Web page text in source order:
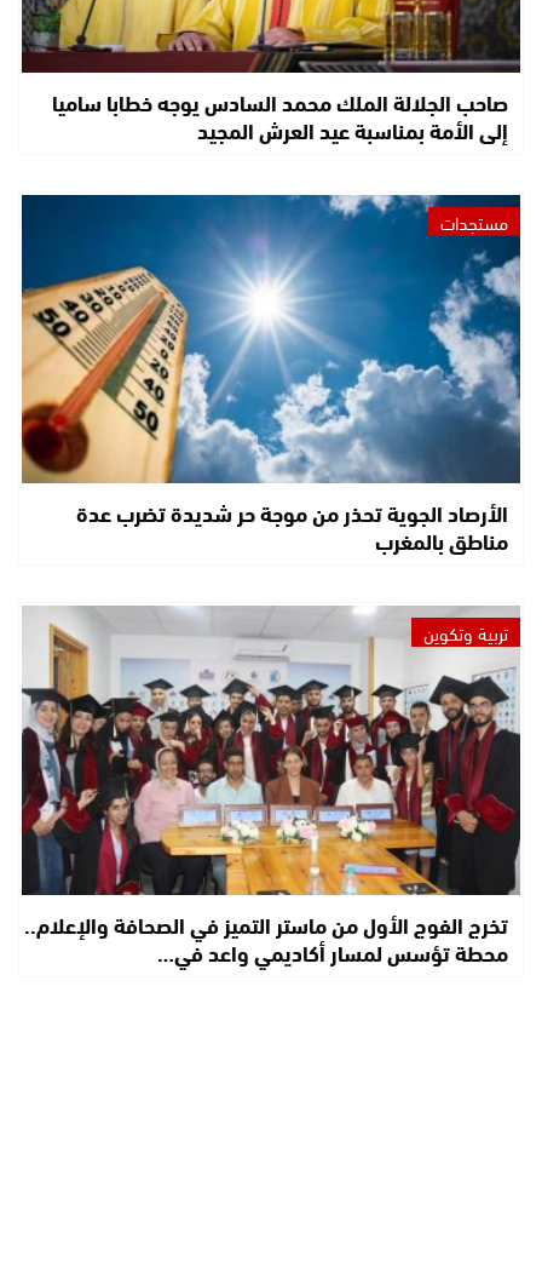
صاحب الجلالة الملك محمد السادس يوجه خطابا ساميا
إلى الأمة بمناسبة عيد العرش المجيد
مستجدات
الأرصاد الجوية تحذر من موجة حر شديدة تضرب عدة
مناطق بالمغرب
تربية وتكوين
تخرج الفوج الأول من ماستر التميز في الصحافة والإعلام..
محطة تؤسس لمسار أكاديمي واعد في…